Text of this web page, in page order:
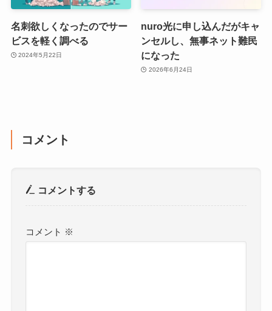
名刺欲しくなったのでサー
ビスを軽く調べる
2024年5月22日
nuro光に申し込んだがキャ
ンセルし、無事ネット難民
になった
2026年6月24日
コメント
コメントする
コメント ※